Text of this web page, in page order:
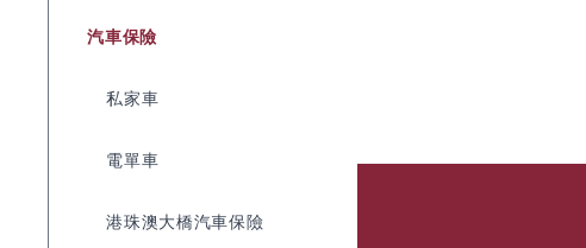
汽車保險
私家車
電單車
港珠澳大橋汽車保險